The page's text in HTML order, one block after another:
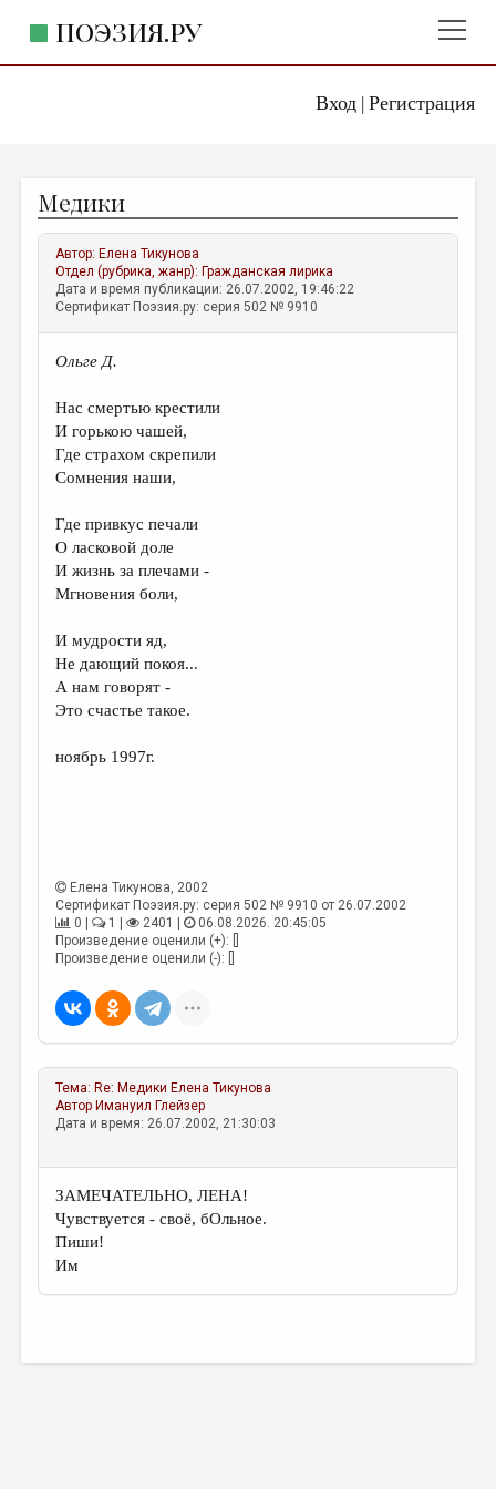
Вход| Регистрация
ПОЭЗИЯ.РУ
ЖАНРЫ
АВТОРЫ
КОММЕНТАРИИ
ЛИТСАЛОН
НОВОСТИ
ПРАВИЛА САЙТА
ОТДЕЛЫ И РУБРИКИ
ИЗБРАННОЕ
ДАЙДЖЕСТ
ПРОИЗВЕДЕНИЯ
ПЕРЕВОДЫ
КОНКУРСЫ
ДЕТСКАЯ КОМНАТА
КНИЖНАЯ ПОЛКА
ОБЗОР ЛИТЕРАТУРЫ
КОЛОНКА РЕДАКТОРА
РЕДКОЛЛЕГИЯ
ОТ РЕДАКЦИИ
МАЛАЯ ПРОЗА
ЭССЕИСТИКА
ЛИТЕРАТУРОВЕДЕНИЕ
КУЛЬТУРОВЕДЕНИЕ
РЕЦЕНЗИРОВАНИЕ
ЦИКЛЫ ПУБЛИКАЦИЙ
ТРЕДИАКОВСКИЙ
Медики
Автор: Елена Тикунова
Отдел (рубрика, жанр): Гражданская лирика
Дата и время публикации: 26.07.2002, 19:46:22
Сертификат Поэзия.ру: серия 502 № 9910
Ольге Д.
Нас смертью крестили
И горькою чашей,
Где страхом скрепили
Сомнения наши,
Где привкус печали
О ласковой доле
И жизнь за плечами -
Мгновения боли,
И мудрости яд,
Не дающий покоя...
А нам говорят -
Это счастье такое.
ноябрь 1997г.
Елена Тикунова, 2002
Сертификат Поэзия.ру: серия 502 № 9910 от 26.07.2002
0 |
1 | 2401 |
06.08.2026. 20:45:05
Произведение оценили (+): []
Произведение оценили (-): []
Тема: Re: Медики Елена Тикунова
Автор Имануил Глейзер
Дата и время: 26.07.2002, 21:30:03
ЗАМЕЧАТЕЛЬНО, ЛЕНА!
Чувствуется - своё, бОльное.
Пиши!
Им